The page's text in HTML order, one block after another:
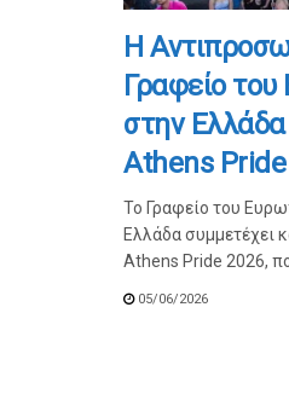
Η
Γραφείο
στην
Athens
Το Γραφείο του
Ελλάδα συμμετέχει
Athens Pride 2026,
05/06/2026